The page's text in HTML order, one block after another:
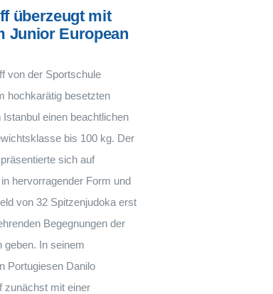
überzeugt mit
Junior European
von der Sportschule
hochkarätig besetzten
einen beachtlichen
bis 100 kg. Der
sich auf
hervorragender Form und
von 32 Spitzenjudoka erst
Begegnungen der
geben. In seinem
Portugiesen Danilo
zunächst mit einer